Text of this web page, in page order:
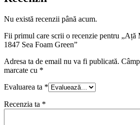
Nu există recenzii până acum.
Fii primul care scrii o recenzie pentru „Ață
1847 Sea Foam Green”
Adresa ta de email nu va fi publicată.
marcate cu *
Evaluarea ta *
Recenzia ta *